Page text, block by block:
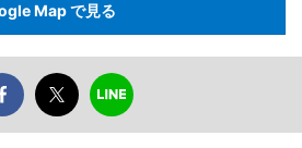
Map で見る